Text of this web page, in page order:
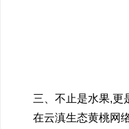
三、不止是水果,更
在云滇生态黄桃网